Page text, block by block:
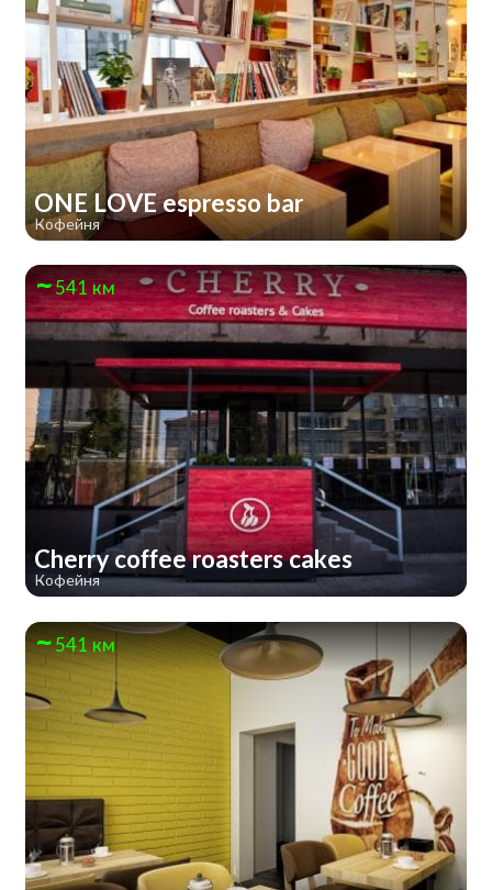
ONE LOVE espresso bar
Кофейня
541 км
Cherry coffee roasters cakes
Кофейня
541 км